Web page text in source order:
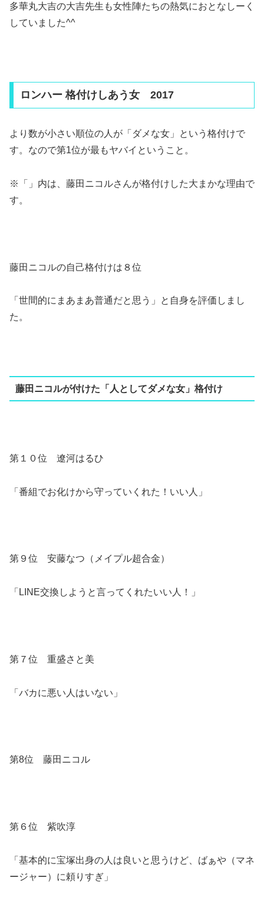
多華丸大吉の大吉先生も女性陣たちの熱気におとなしーく
していました^^
ロンハー 格付けしあう女 2017
より数が小さい順位の人が「ダメな女」という格付けで
す。なので第1位が最もヤバイということ。
※「」内は、藤田ニコルさんが格付けした大まかな理由で
す。
藤田ニコルの自己格付けは８位
「世間的にまあまあ普通だと思う」と自身を評価しまし
た。
藤田ニコルが付けた「人としてダメな女」格付け
第１０位 遼河はるひ
「番組でお化けから守っていくれた！いい人」
第９位 安藤なつ（メイプル超合金）
「LINE交換しようと言ってくれたいい人！」
第７位 重盛さと美
「バカに悪い人はいない」
第8位 藤田ニコル
第６位 紫吹淳
「基本的に宝塚出身の人は良いと思うけど、ばぁや（マネ
ージャー）に頼りすぎ」